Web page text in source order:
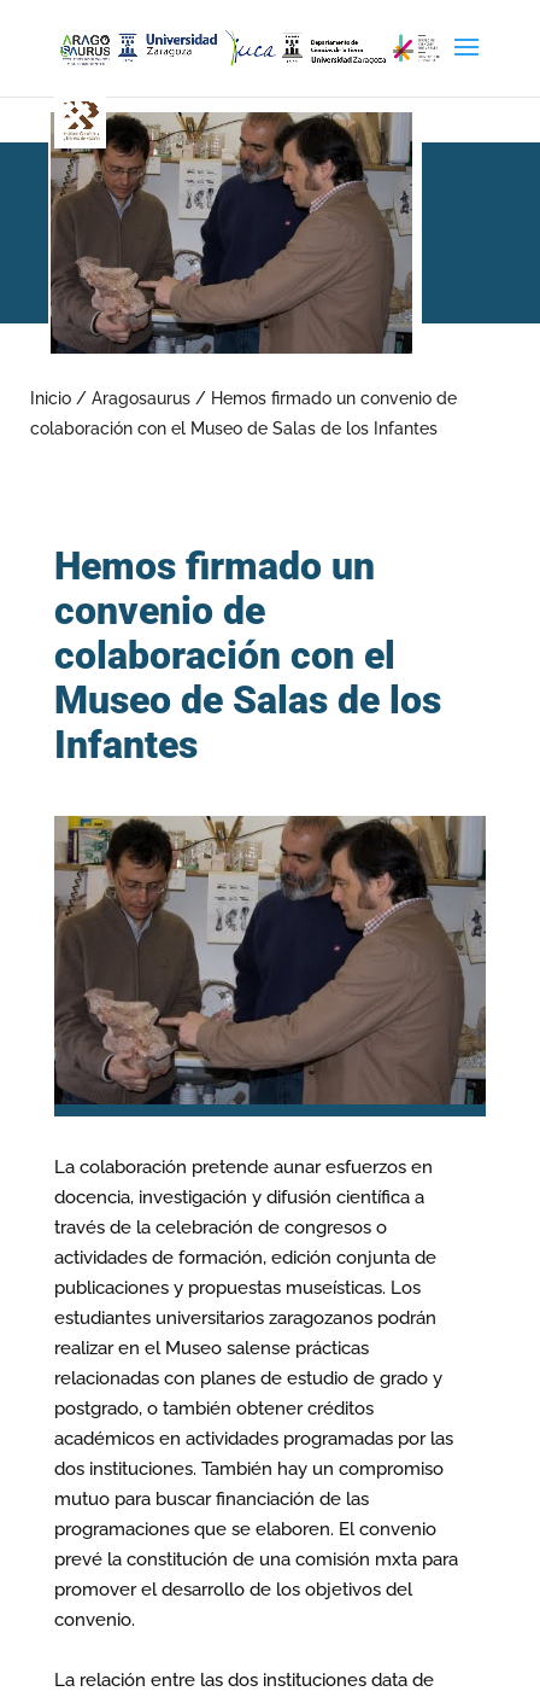
convenio de colaboración
con el Museo de Salas de
Inicio / Aragosaurus / Hemos firmado un convenio de
colaboración con el Museo de Salas de los Infantes
Hemos firmado un
convenio de
colaboración con el
Museo de Salas de los
Infantes
La colaboración pretende aunar esfuerzos en
docencia, investigación y difusión científica a
través de la celebración de congresos o
actividades de formación, edición conjunta de
publicaciones y propuestas museísticas. Los
estudiantes universitarios zaragozanos podrán
realizar en el Museo salense prácticas
relacionadas con planes de estudio de grado y
postgrado, o también obtener créditos
académicos en actividades programadas por las
dos instituciones. También hay un compromiso
mutuo para buscar financiación de las
programaciones que se elaboren. El convenio
prevé la constitución de una comisión mxta para
promover el desarrollo de los objetivos del
convenio.
La relación entre las dos instituciones data de